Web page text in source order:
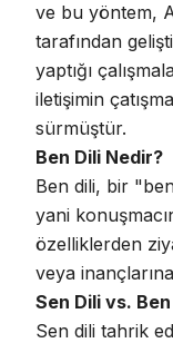
ve bu yöntem,
tarafından
yaptığı
iletişimin
sürmüştür.
Ben Dili Nedir?
Ben dili, bir
yani
özelliklerden
veya
Sen Dili vs.
Sen dili tahrik